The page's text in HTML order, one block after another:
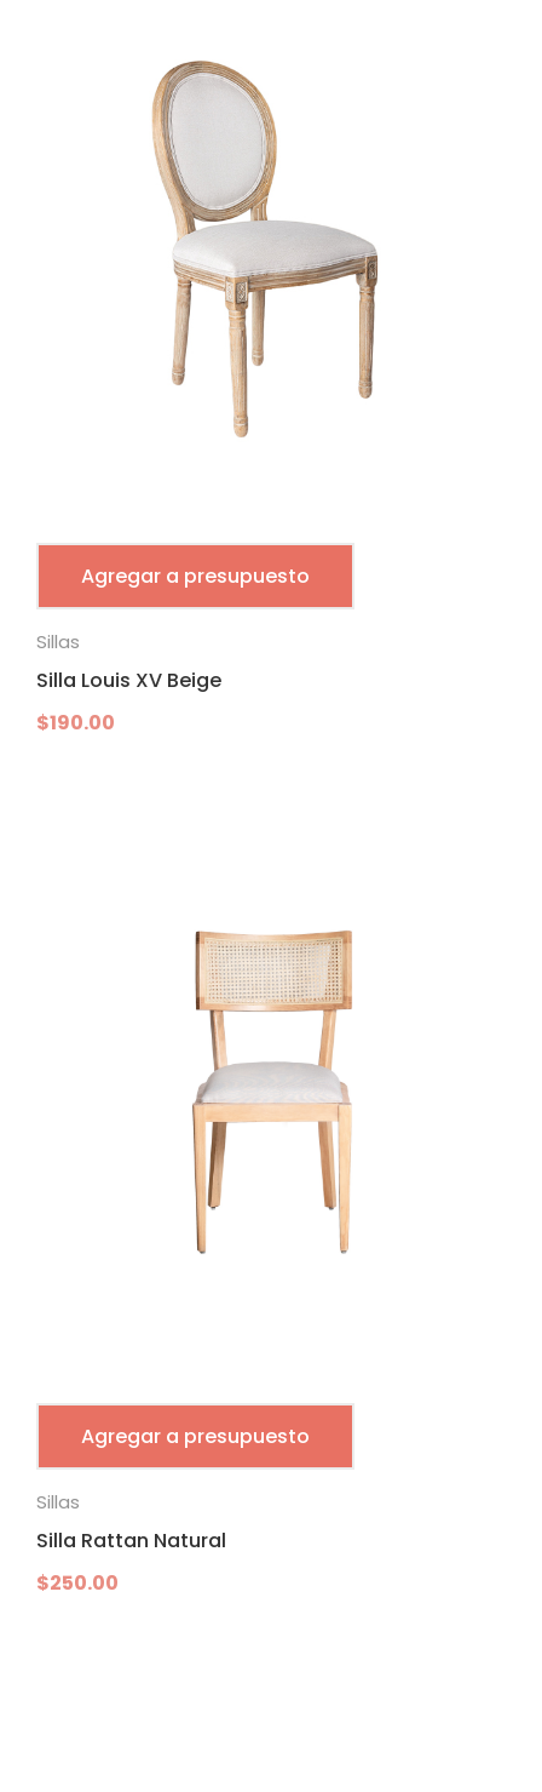
Agregar a presupuesto
Sillas
Silla Louis XV Beige
$190.00
Agregar a presupuesto
Sillas
Silla Rattan Natural
$250.00